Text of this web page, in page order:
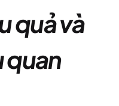
quả và
quan